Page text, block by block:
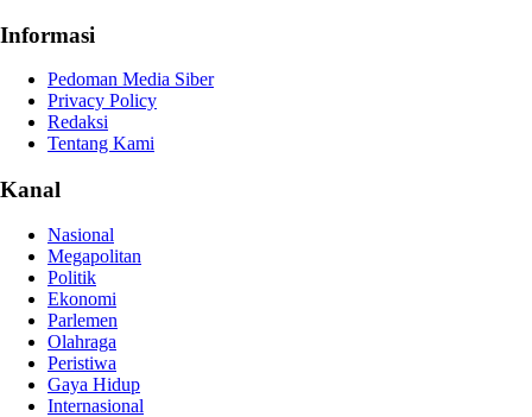
Informasi
Pedoman Media Siber
Privacy Policy
Redaksi
Tentang Kami
Kanal
Nasional
Megapolitan
Politik
Ekonomi
Parlemen
Olahraga
Peristiwa
Gaya Hidup
Internasional